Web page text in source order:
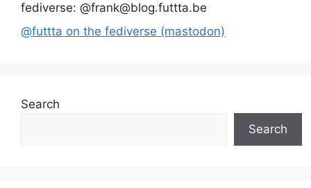
fediverse: @frank@blog.futtta.be
@futtta on the fediverse (mastodon)
Search
Search